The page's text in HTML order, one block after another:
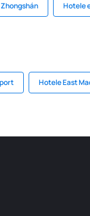
Hotele
Hotele East